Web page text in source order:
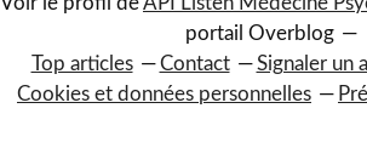
portail Overblog
Top articles
Contact Signaler un
Cookies et données personnelles